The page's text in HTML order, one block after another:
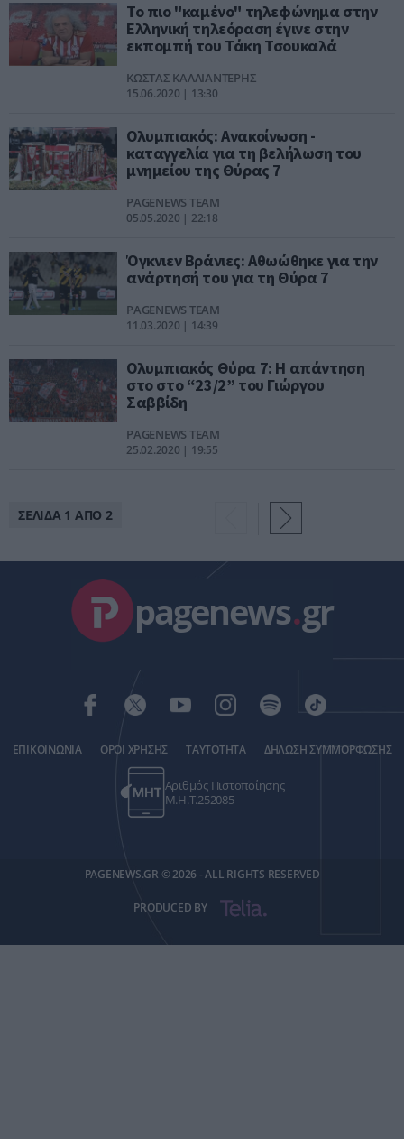
Το πιο "καμένο" τηλεφώνημα στην
Ελληνική τηλεόραση έγινε στην
εκπομπή του Τάκη Τσουκαλά
ΚΩΣΤΑΣ ΚΑΛΛΙΑΝΤΕΡΗΣ
15.06.2020 | 13:30
Ολυμπιακός: Ανακοίνωση -
καταγγελία για τη βελήλωση του
μνημείου της Θύρας 7
PAGENEWS TEAM
05.05.2020 | 22:18
Όγκνιεν Βράνιες: Αθωώθηκε για την
ανάρτησή του για τη Θύρα 7
PAGENEWS TEAM
11.03.2020 | 14:39
Ολυμπιακός Θύρα 7: Η απάντηση
στο στο “23/2” του Γιώργου
Σαββίδη
PAGENEWS TEAM
25.02.2020 | 19:55
ΣΕΛΙΔΑ 1 ΑΠΟ 2
pagenews.gr
ΕΠΙΚΟΙΝΩΝΙΑ ΟΡΟΙ ΧΡΗΣΗΣ ΤΑΥΤΟΤΗΤΑ ΔΗΛΩΣΗ ΣΥΜΜΟΡΦΩΣΗΣ
Αριθμός Πιστοποίησης
Μ.Η.Τ.252085
PAGENEWS.GR © 2026 - ALL RIGHTS RESERVED
PRODUCED BY